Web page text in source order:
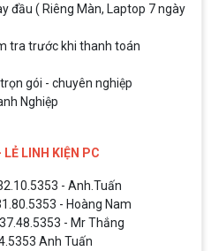
đầu ( Riêng Màn, Laptop 7 ngày
tra trước khi thanh toán
gói - chuyên nghiệp
Nghiệp
LINH KIỆN PC
- Anh.Tuấn
- Hoàng Nam
- Mr Thắng
Anh Tuấn